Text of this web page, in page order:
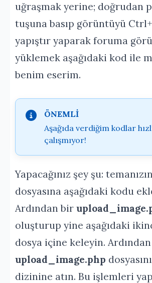
uğraşmak yerine; doğrudan
tuşuna basıp görüntüyü
yapıştır yaparak foruma
yüklemek aşağıdaki kod ile
benim eserim.
ÖNEMLİ
Aşağıda verdiğim kodlar
çalışmıyor!
Yapacağınız şey şu: temanızın
dosyasına aşağıdaki kodu
Ardından bir
oluşturup yine aşağıdaki
dosya içine keleyin. Ardından
upload_image.php
dizinine atın. Bu işlemleri